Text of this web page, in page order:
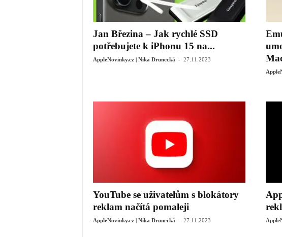
Jan Březina – Jak rychlé SSD
potřebujete k iPhonu 15 na...
AppleNovinky.cz | Nika Drunecká - 27.11.2023
YouTube se uživatelům s blokátory
reklam načítá pomaleji
AppleNovinky.cz | Nika Drunecká - 27.11.2023